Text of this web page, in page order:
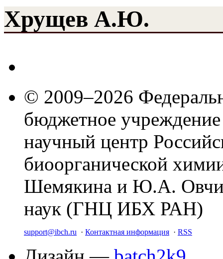
Хрущев А.Ю.
© 2009–2026
бюджетное
научный центр
биоорганической
Шемякина и Ю.А.
наук (ГНЦ ИБХ РАН)
support@ibch.ru · Контактная информация · RSS